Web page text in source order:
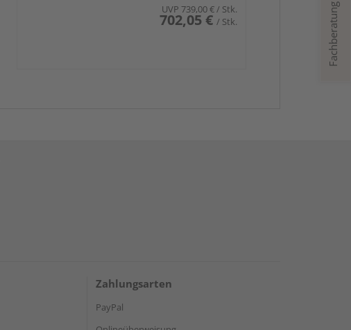
UVP 739,00 €/ Stk.
702,05 € / Stk. Fachberatung
Zahlungsarten
PayPal